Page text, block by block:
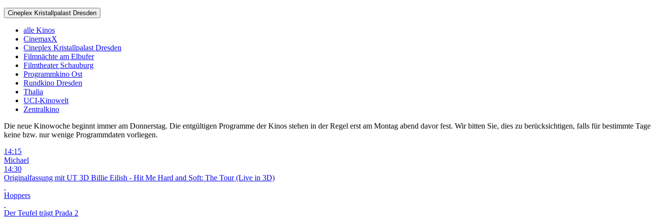
Cineplex Kristallpalast Dresden
alle Kinos
CinemaxX
Cineplex Kristallpalast Dresden
Filmnächte am Elbufer
Filmtheater Schauburg
Programmkino Ost
Rundkino Dresden
Thalia
UCI-Kinowelt
Zentralkino
Die neue Kinowoche beginnt immer am Donnerstag. Die entgültigen Programme der Kinos stehen in der Regel erst am Montag abend davor fest. Wir bitten Sie, dies zu berücksichtigen, falls für bestimmte Tage
keine bzw. nur wenige Programmdaten vorliegen.
14:15
Michael
14:30
Originalfassung mit UT 3D Billie Eilish - Hit Me Hard and Soft: The Tour (Live in 3D)
Hoppers
Der Teufel trägt Prada 2